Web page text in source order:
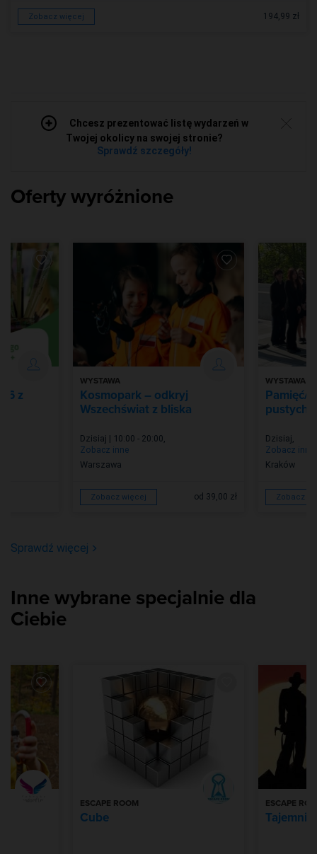
Zobacz więcej 194,99 zł
Chcesz prezentować listę wydarzeń w
Twojej okolicy na swojej stronie?
Sprawdź szczegóły!
Oferty wyróżnione
z
WYSTAWA
Kosmopark – odkryj
Wszechświat z bliska
Dzisiaj | 10:00 - 20:00,
Zobacz inne
Warszawa
Zobacz więcej od 39,00 zł
WYSTAWA
Pamięć/
pustych
Dzisiaj,
Zobacz inne
Kraków
Zobacz
Sprawdź więcej
Inne wybrane specjalnie dla
Ciebie
ESCAPE ROOM
Cube
ESCAPE